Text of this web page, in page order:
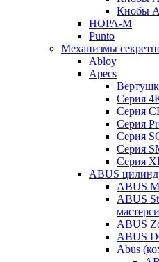
Кнобы
НОРА-М
Punto
Механизмы
Abloy
Apecs
Серия
Серия
Серия
Серия
Серия
Серия
ABUS
ABUS
ABUS
ABUS
ABUS
Abus